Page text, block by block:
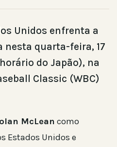
Unidos enfrenta a
nesta quarta-feira, 17
do Japão), na
Classic (WBC)
McLean como
Estados Unidos e